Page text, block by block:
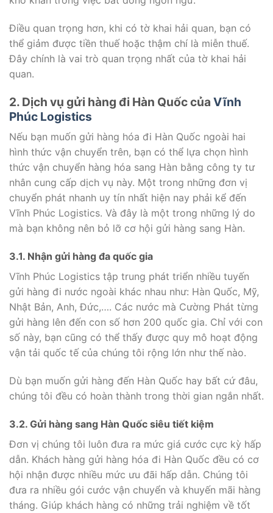
Điều quan trọng hơn, khi có tờ khai hải quan, bạn có
thể giảm được tiền thuế hoặc thậm chí là miễn thuế.
Đây chính là vai trò quan trọng nhất của tờ khai hải
quan.
2. Dịch vụ gửi hàng đi Hàn Quốc của Vĩnh
Phúc Logistics
Nếu bạn muốn gửi hàng hóa đi Hàn Quốc ngoài hai
hình thức vận chuyển trên, bạn có thể lựa chọn hình
thức vận chuyển hàng hóa sang Hàn bằng công ty tư
nhân cung cấp dịch vụ này. Một trong những đơn vị
chuyển phát nhanh uy tín nhất hiện nay phải kể đến
Vĩnh Phúc Logistics. Và đây là một trong những lý do
mà bạn không nên bỏ lỡ cơ hội gửi hàng sang Hàn.
3.1. Nhận gửi hàng đa quốc gia
Vĩnh Phúc Logistics tập trung phát triển nhiều tuyến
gửi hàng đi nước ngoài khác nhau như: Hàn Quốc, Mỹ,
Nhật Bản, Anh, Đức,…. Các nước mà Cường Phát từng
gửi hàng lên đến con số hơn 200 quốc gia. Chỉ với con
số này, bạn cũng có thể thấy được quy mô hoạt động
vận tải quốc tế của chúng tôi rộng lớn như thế nào.
Dù bạn muốn gửi hàng đến Hàn Quốc hay bất cứ đâu,
chúng tôi đều có hoàn thành trong thời gian ngắn nhất.
3.2. Gửi hàng sang Hàn Quốc siêu tiết kiệm
Đơn vị chúng tôi luôn đưa ra mức giá cước cực kỳ hấp
dẫn. Khách hàng gửi hàng hóa đi Hàn Quốc đều có cơ
hội nhận được nhiều mức ưu đãi hấp dẫn. Chúng tôi
đưa ra nhiều gói cước vận chuyển và khuyến mãi hàng
tháng. Giúp khách hàng có những trải nghiệm về tốt